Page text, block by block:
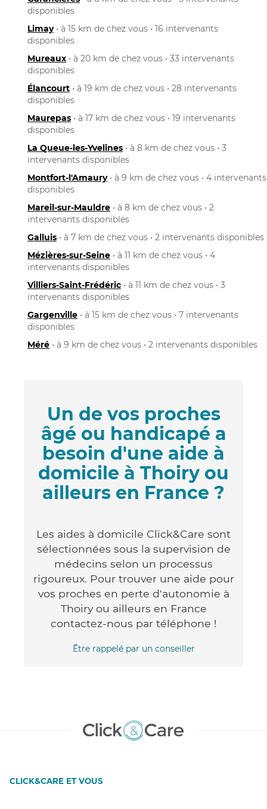
disponibles
Limay• à 15 km de chez vous • 16 intervenants
disponibles
Mureaux • à 20 km de chez vous • 33 intervenants
disponibles
Élancourt • à 19 km de chez vous • 28 intervenants
disponibles
Maurepas • à 17 km de chez vous • 19 intervenants
disponibles
La Queue-les-Yvelines • à 8 km de chez vous • 3
intervenants disponibles
Montfort-l'Amaury• à 9 km de chez vous • 4 intervenants
disponibles
Mareil-sur-Mauldre • à 8 km de chez vous • 2
intervenants disponibles
Galluis • à 7 km de chez vous • 2 intervenants disponibles
Mézières-sur-Seine • à 11 km de chez vous • 4
intervenants disponibles
Villiers-Saint-Frédéric • à 11 km de chez vous • 3
intervenants disponibles
Gargenville • à 15 km de chez vous • 7 intervenants
disponibles
Méré • à 9 km de chez vous • 2 intervenants disponibles
Un de vos proches
âgé ou handicapé a
besoin d'une aide à
domicile à Thoiry ou
ailleurs en France ?
Les aides à domicile Click&Care sont
sélectionnées sous la supervision de
médecins selon un processus
rigoureux. Pour trouver une aide pour
vos proches en perte d'autonomie à
Thoiry ou ailleurs en France
contactez-nous par téléphone !
Être rappelé par un conseiller
CLICK&CARE ET VOUS